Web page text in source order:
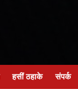
हसीं ठहाके संपर्क